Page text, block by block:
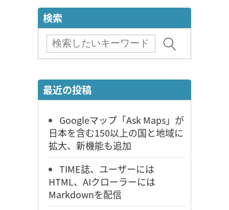
検索
最近の投稿
Googleマップ「Ask Maps」が
日本を含む150以上の国と地域に
拡大、新機能も追加
TIME誌、ユーザーには
HTML、AIクローラーには
Markdownを配信